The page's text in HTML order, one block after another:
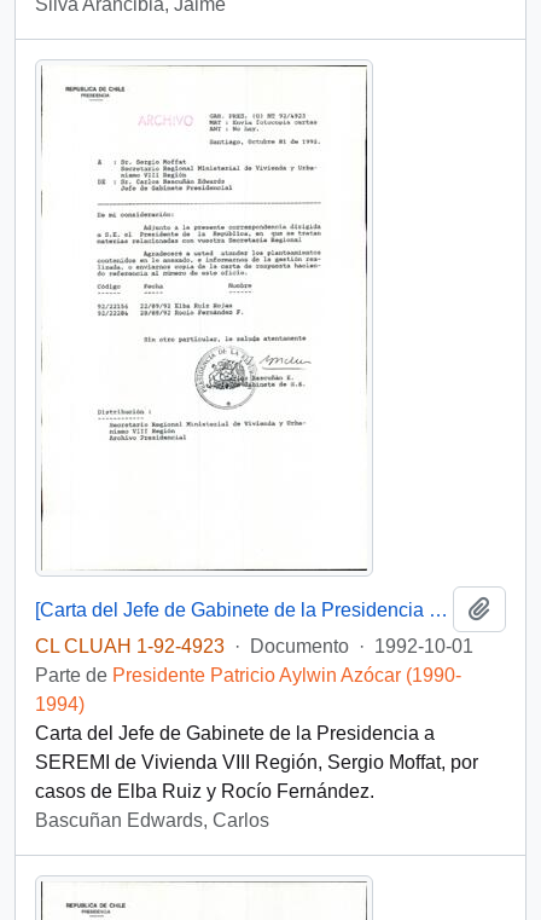
Silva Arancibia, Jaime
[Carta del Jefe de Gabinete de la Presidencia a SEREMI de Vivienda VIII Región]
CL CLUAH 1-92-4923 · Documento · 1992-10-01
Parte de Presidente Patricio Aylwin Azócar (1990-
1994)
Carta del Jefe de Gabinete de la Presidencia a
SEREMI de Vivienda VIII Región, Sergio Moffat, por
casos de Elba Ruiz y Rocío Fernández.
Bascuñan Edwards, Carlos